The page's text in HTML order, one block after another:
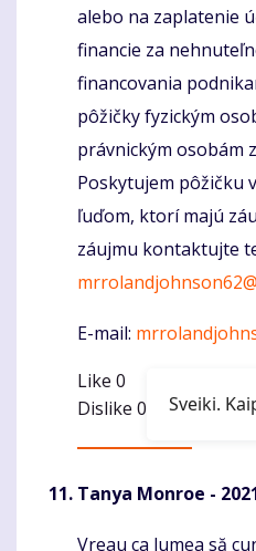
alebo na zaplatenie
financie za
financovania
pôžičky fyzickým
právnickým osobám
Poskytujem pôžičku
ľuďom, ktorí majú
záujmu kontaktujte
E-mail:
Like 0
Dislike 0
Tanya Monroe -
Vreau ca lumea să
Sveiki.